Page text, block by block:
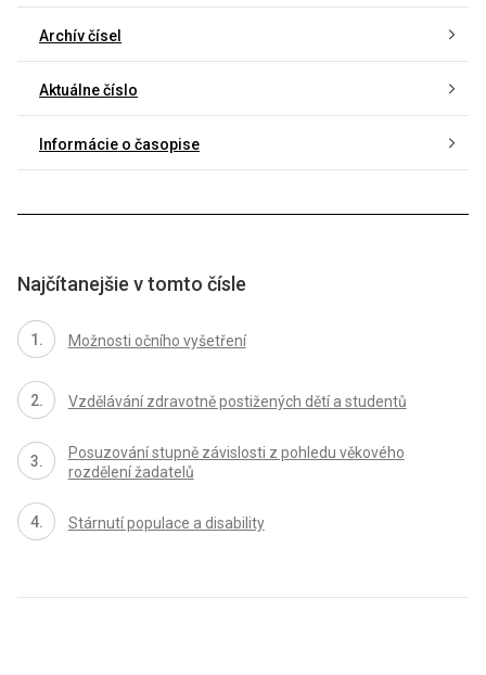
Archív čísel
Aktuálne číslo
Informácie o časopise
Najčítanejšie v tomto čísle
Možnosti očního vyšetření
Vzdělávání zdravotně postižených dětí a studentů
Posuzování stupně závislosti z pohledu věkového
rozdělení žadatelů
Stárnutí populace a disability